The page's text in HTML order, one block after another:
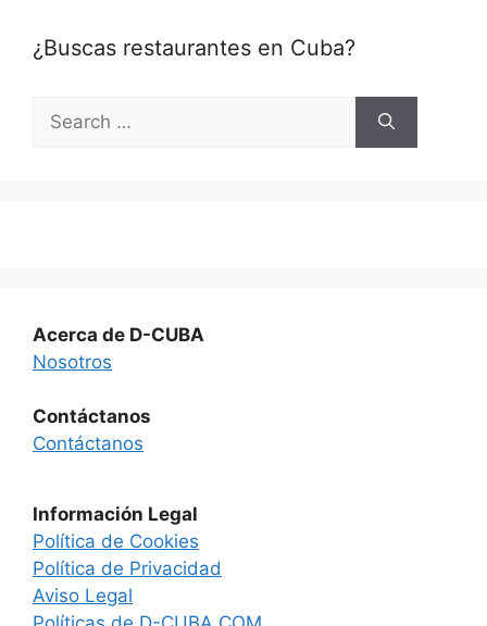
¿Buscas restaurantes en Cuba?
for:
Acerca de D-CUBA
Nosotros
Contáctanos
Contáctanos
Información Legal
Política de Cookies
Política de Privacidad
Aviso Legal